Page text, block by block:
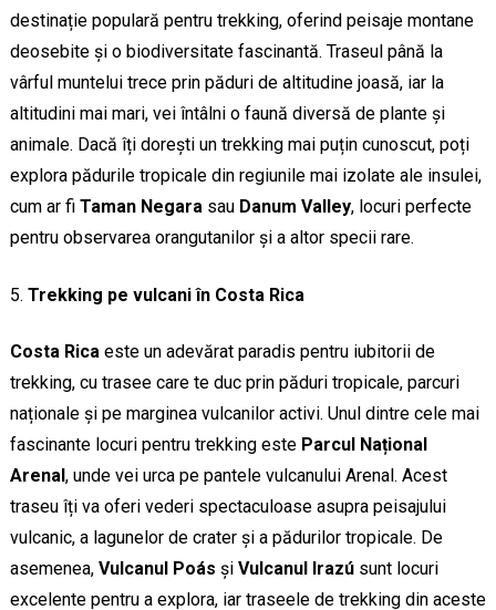
destinație populară pentru trekking, oferind peisaje montane
deosebite și o biodiversitate fascinantă. Traseul până la
vârful muntelui trece prin păduri de altitudine joasă, iar la
altitudini mai mari, vei întâlni o faună diversă de plante și
animale. Dacă îți dorești un trekking mai puțin cunoscut, poți
explora pădurile tropicale din regiunile mai izolate ale insulei,
cum ar fi Taman Negarasau Danum Valley, locuri perfecte
pentru observarea orangutanilor și a altor specii rare.
Trekking pe vulcani în Costa Rica
Costa Ricaeste un adevărat paradis pentru iubitorii de
trekking, cu trasee care te duc prin păduri tropicale, parcuri
naționale și pe marginea vulcanilor activi. Unul dintre cele mai
fascinante locuri pentru trekking este Parcul Național
Arenal , unde vei urca pe pantele vulcanului Arenal. Acest
traseu îți va oferi vederi spectaculoase asupra peisajului
vulcanic, a lagunelor de crater și a pădurilor tropicale. De
asemenea, Vulcanul Poás și Vulcanul Irazúsunt locuri
excelente pentru a explora, iar traseele de trekking din aceste